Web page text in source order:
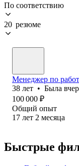
По соответствию
20 резюме
Менеджер по
38 лет • Была
100 000 ₽
Общий опыт
17 лет 2 месяца
Быстрые